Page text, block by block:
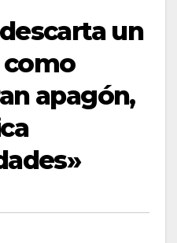
un
apagón,